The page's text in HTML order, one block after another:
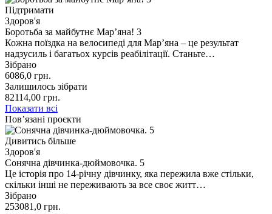
Підтримати
Здоров'я
Боротьба за майбутнє Мар’яна! 3
Кожна поїздка на велосипеді для Мар’яна – це результат
надзусиль і багатьох курсів реабілітації. Станьте…
Зібрано
6086,0 грн.
Залишилось зібрати
82114,00 грн.
Показати всі
Пов’язані проєкти
Дивитись більше
Здоров'я
Сонячна дівчинка-дюймовочка. 5
Це історія про 14-річну дівчинку, яка пережила вже стільки,
скільки інші не переживають за все своє житт…
Зібрано
253081,0 грн.